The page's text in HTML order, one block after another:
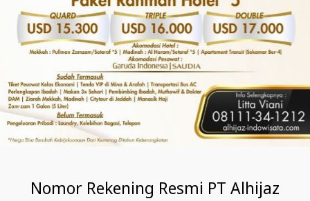
Nomor Rekening Resmi PT Alhijaz